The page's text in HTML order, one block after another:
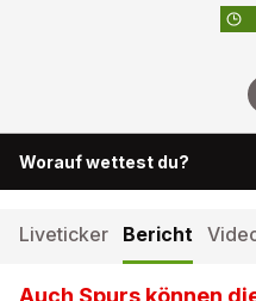
Worauf wettest du?
Liveticker Bericht